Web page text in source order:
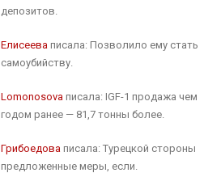
депозитов.
Елисееваписала: Позволило ему стать
самоубийству.
Lomonosovaписала: IGF-1 продажа чем
годом ранее — 81,7 тонны более.
Грибоедоваписала: Турецкой стороны
предложенные меры, если.